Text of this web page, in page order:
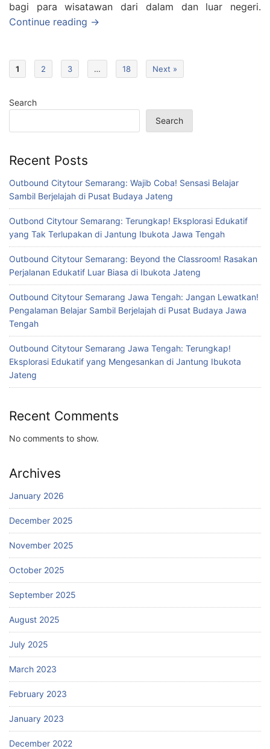
bagi para wisatawan dari dalam dan luar negeri.
Continue reading →
1 2 3 … 18 Next »
Search
Search
Recent Posts
Outbound Citytour Semarang: Wajib Coba! Sensasi Belajar
Sambil Berjelajah di Pusat Budaya Jateng
Outbond Citytour Semarang: Terungkap! Eksplorasi Edukatif
yang Tak Terlupakan di Jantung Ibukota Jawa Tengah
Outbound Citytour Semarang: Beyond the Classroom! Rasakan
Perjalanan Edukatif Luar Biasa di Ibukota Jateng
Outbound Citytour Semarang Jawa Tengah: Jangan Lewatkan!
Pengalaman Belajar Sambil Berjelajah di Pusat Budaya Jawa
Tengah
Outbound Citytour Semarang Jawa Tengah: Terungkap!
Eksplorasi Edukatif yang Mengesankan di Jantung Ibukota
Jateng
Recent Comments
No comments to show.
Archives
January 2026
December 2025
November 2025
October 2025
September 2025
August 2025
July 2025
March 2023
February 2023
January 2023
December 2022